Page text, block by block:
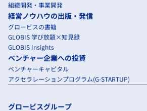
組織開発・事業開発
経営ノウハウの出版・発信
グロービスの書籍
GLOBIS 学び放題×知見録
GLOBIS Insights
ベンチャー企業への投資
ベンチャーキャピタル
アクセラレーションプログラム(G-STARTUP)
グロービスグループ